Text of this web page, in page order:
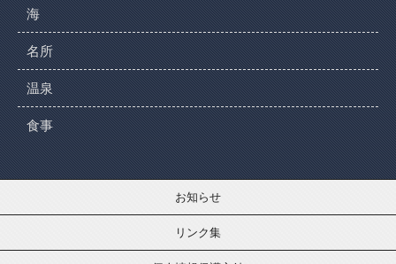
海
名所
温泉
食事
お知らせ
リンク集